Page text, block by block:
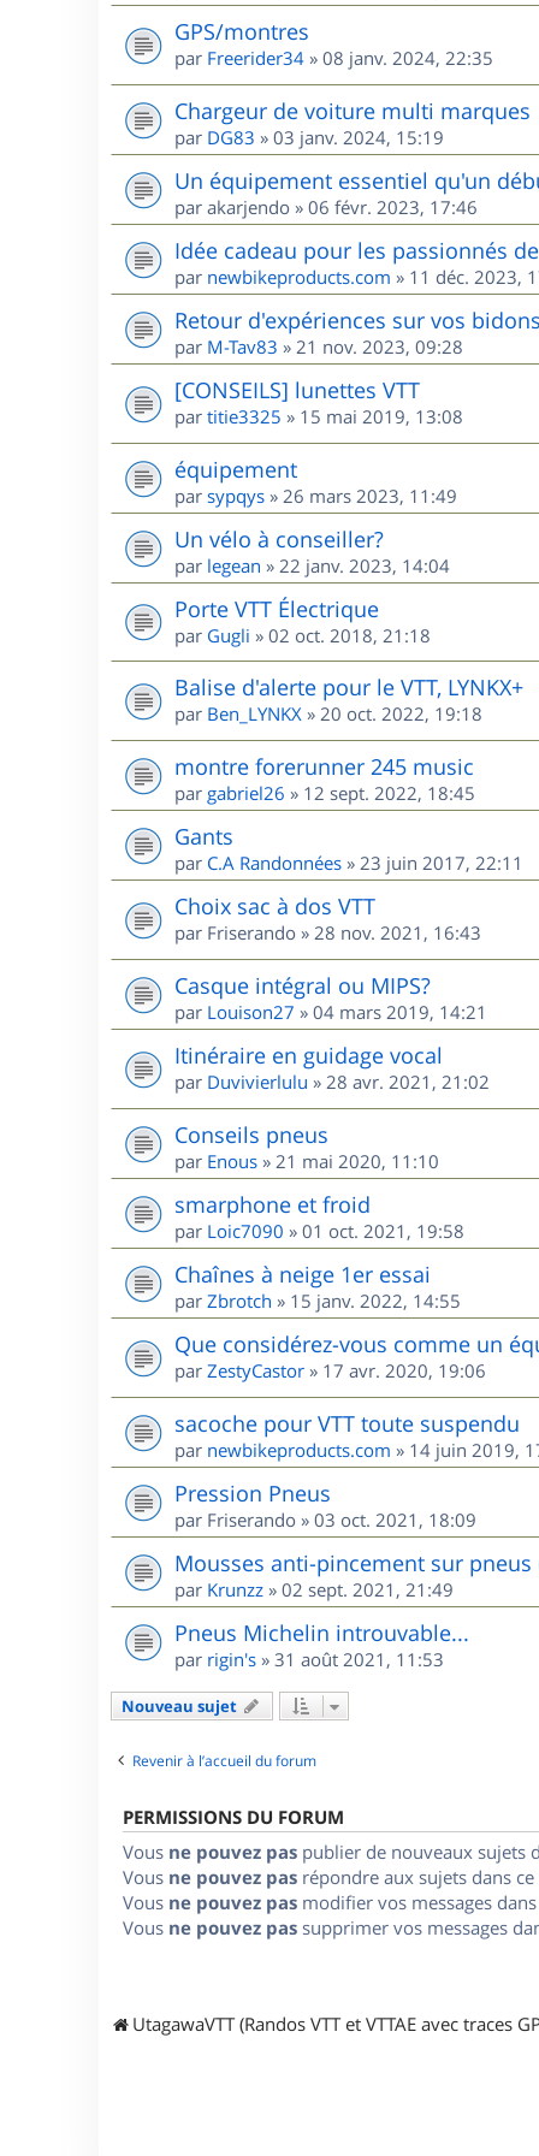
GPS/montres
par Freerider34 » 08 janv. 2024, 22:35
Chargeur de voiture multi marques
par DG83 » 03 janv. 2024, 15:19
Un équipement essentiel qu'un
par akarjendo » 06 févr. 2023, 17:46
Idée cadeau pour les passionnés de
par newbikeproducts.com » 11 déc. 2023,
Retour d'expériences sur vos
par M-Tav83 » 21 nov. 2023, 09:28
[CONSEILS] lunettes VTT
par titie3325 » 15 mai 2019, 13:08
équipement
par sypqys » 26 mars 2023, 11:49
Un vélo à conseiller?
par legean » 22 janv. 2023, 14:04
Porte VTT Électrique
par Gugli » 02 oct. 2018, 21:18
Balise d'alerte pour le VTT, LYNKX+
par Ben_LYNKX » 20 oct. 2022, 19:18
montre forerunner 245 music
par gabriel26 » 12 sept. 2022, 18:45
Gants
par C.A Randonnées » 23 juin 2017, 22:11
Choix sac à dos VTT
par Friserando » 28 nov. 2021, 16:43
Casque intégral ou MIPS?
par Louison27 » 04 mars 2019, 14:21
Itinéraire en guidage vocal
par Duvivierlulu » 28 avr. 2021, 21:02
Conseils pneus
par Enous » 21 mai 2020, 11:10
smarphone et froid
par Loic7090 » 01 oct. 2021, 19:58
Chaînes à neige 1er essai
par Zbrotch » 15 janv. 2022, 14:55
Que considérez-vous comme un
par ZestyCastor » 17 avr. 2020, 19:06
sacoche pour VTT toute suspendu
par newbikeproducts.com » 14 juin 2019,
Pression Pneus
par Friserando » 03 oct. 2021, 18:09
Mousses anti-pincement sur pneus
par Krunzz » 02 sept. 2021, 21:49
Pneus Michelin introuvable...
par rigin's » 31 août 2021, 11:53
Nouveau sujet
Revenir à l’accueil du forum
PERMISSIONS DU FORUM
Vous ne pouvez pas publier de nouveaux sujets
Vous ne pouvez pas répondre aux sujets dans
Vous ne pouvez pas modifier vos messages
Vous ne pouvez pas supprimer vos messages
UtagawaVTT (Randos VTT et VTTAE avec traces